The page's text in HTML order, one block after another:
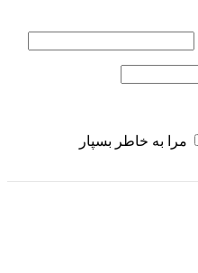
مرا به خاطر بسپار